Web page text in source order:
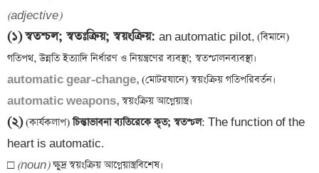
(adjective)
(১)স্বতশ্চল; স্বতঃক্রিয়; স্বয়ংক্রিয়: an automatic pilot, (বিমানে)
automatic gear-change,
automatic weapons,
(২) (কার্যকলাপ) চিন্তাভাবনা ব্যতিরেকে কৃত; স্বতশ্চল: The function of the
heart is automatic.
□ (noun)